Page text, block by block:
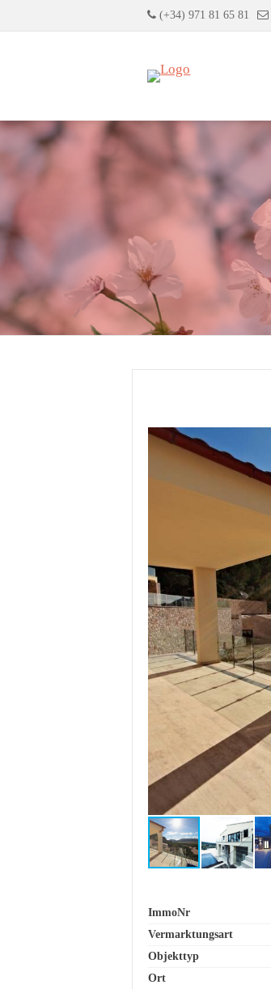
(+34) 971 81 65 81
ImmoNr
Vermarktungsart
Objekttyp
Ort